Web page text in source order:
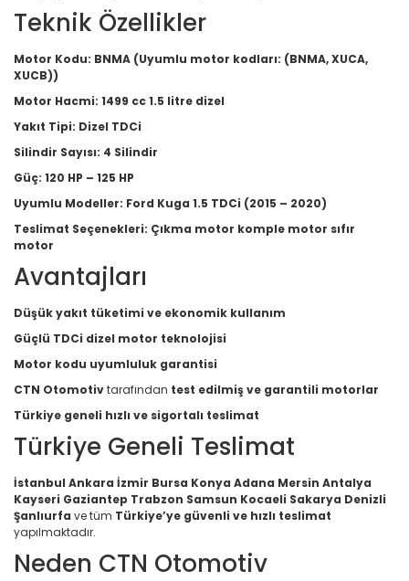
Teknik Özellikler
Motor Kodu: BNMA (Uyumlu motor kodları: (BNMA, XUCA,
XUCB))
Motor Hacmi: 1499 cc 1.5 litre dizel
Yakıt Tipi: Dizel TDCi
Silindir Sayısı: 4 Silindir
Güç: 120 HP – 125 HP
Uyumlu Modeller: Ford Kuga 1.5 TDCi (2015 – 2020)
Teslimat Seçenekleri: Çıkma motor komple motor sıfır
motor
Avantajları
Düşük yakıt tüketimi ve ekonomik kullanım
Güçlü TDCi dizel motor teknolojisi
Motor kodu uyumluluk garantisi
CTN Otomotivtarafından test edilmiş ve garantili motorlar
Türkiye geneli hızlı ve sigortalı teslimat
Türkiye Geneli Teslimat
İstanbul Ankara İzmir Bursa Konya Adana Mersin Antalya
Kayseri Gaziantep Trabzon Samsun Kocaeli Sakarya Denizli
Şanlıurfa ve tüm Türkiye’ye güvenli ve hızlı teslimat
yapılmaktadır.
Neden CTN Otomotiv